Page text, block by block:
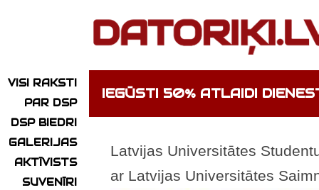
VISI RAKSTI
PAR DSP
DSP BIEDRI
GALERIJAS
AKTĪVISTS
SUVENĪRI
IEGŪSTI 50% ATLAIDI
Latvijas Universitātes
ar Latvijas Universitātes